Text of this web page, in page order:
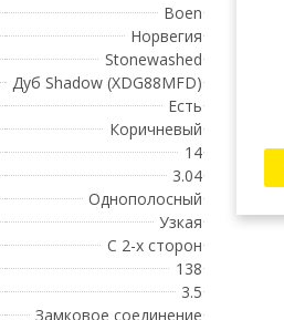
Boen
Норвегия
Stonewashed
Дуб Shadow (XDG88MFD)
Есть
Коричневый
14
3.04
Однополосный
Узкая
С 2-х сторон
138
3.5
Замковое соединение